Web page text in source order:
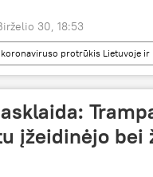
30, 18:53
protrūkis Lietuvoje ir
įžeidinėjo bei